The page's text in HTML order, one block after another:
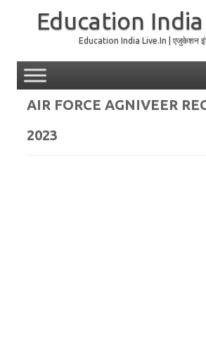
Education
Education India Live.In | एजुकेशन
AIR FORCE AGNIVEER
2023